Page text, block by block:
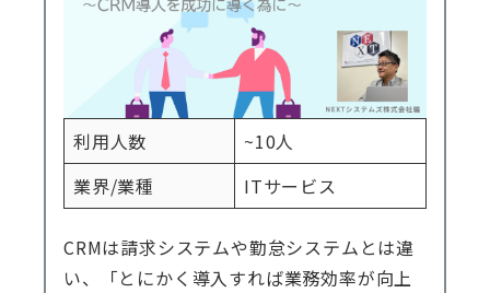
利用人数
~10人
業界/業種
ITサービス
CRMは請求システムや勤怠システムとは違
い、「とにかく導入すれば業務効率が向上